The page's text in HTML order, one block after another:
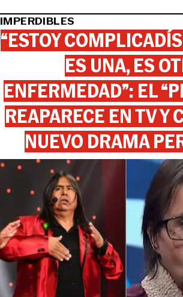
IMPERDIBLES
“ESTOY
ES UNA, ES
ENFERMEDAD”: EL
REAPARECE EN TV Y
NUEVO DRAMA